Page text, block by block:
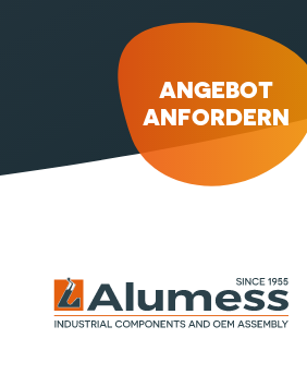
ANGEBOT
ANFORDERN